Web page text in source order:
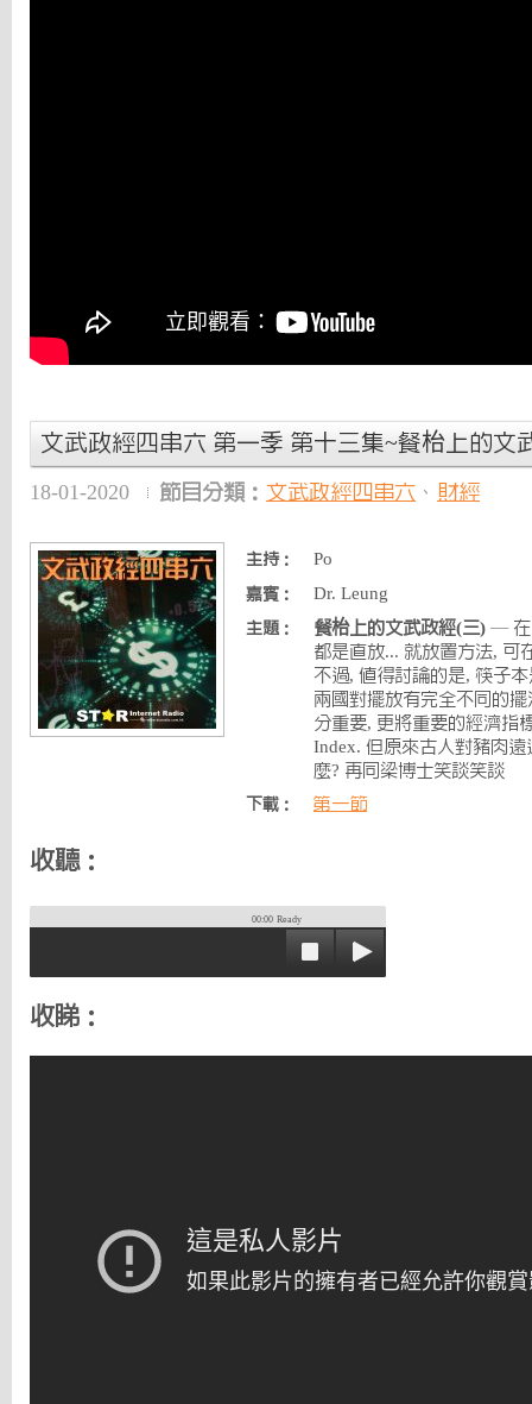
文武政經四串六 第一季 第十三集~餐枱上的文
18-01-2020 節目分類： 文武政經四串六 、 財經
主持： Po
嘉賓： Dr. Leung
主題： 餐枱上的文武政經(三) — 在
都是直放... 就放置方法, 可
不過, 值得討論的是, 筷子
兩國對擺放有完全不同的
分重要, 更將重要的經濟指
Index. 但原來古人對豬肉
麼? 再同梁博士笑談笑談
下載： 第一節
收聽：
00:00 Ready
收睇：